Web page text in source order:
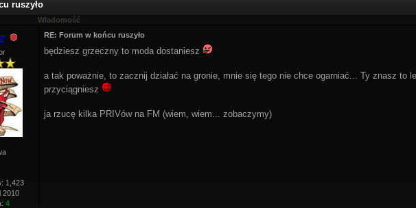
ruszyło
Wiadomość
1,423
2010
4
RE: Forum w końcu ruszyło
będziesz grzeczny to moda dostaniesz
a tak poważnie, to zacznij działać na gronie, mnie się tego nie chce ogarniać... Ty znasz to
przyciągniesz
ja rzucę kilka PRIVów na FM (wiem, wiem... zobaczymy)